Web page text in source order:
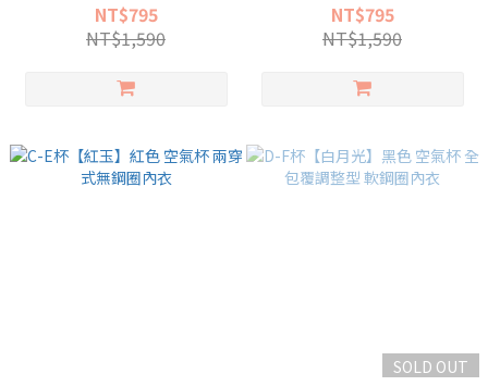
NT$795
NT$1,590
NT$795
NT$1,590
SOLD OUT